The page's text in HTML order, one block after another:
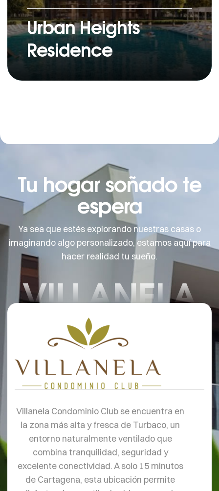
Urban Heights
Residence
Tu hogar soñado te
espera
Ya sea que estés explorando nuestras casas o
imaginando algo personalizado, estamos aquí para
hacer realidad tu sueño.
VILLANELA
Villanela Condominio Club se encuentra en
la zona más alta y fresca de Turbaco, un
entorno naturalmente ventilado que
combina tranquilidad, seguridad y
excelente conectividad. A solo 15 minutos
de Cartagena, esta ubicación permite